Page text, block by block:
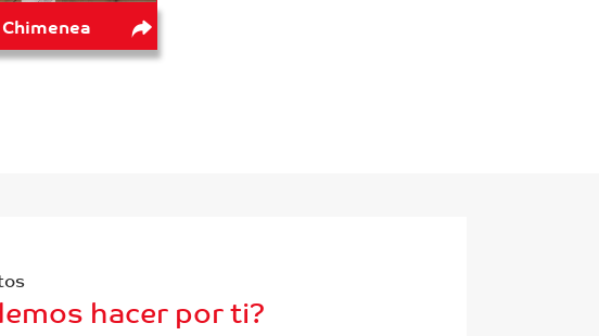
hacer por ti?